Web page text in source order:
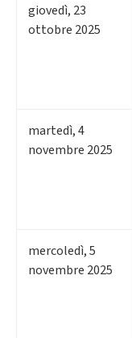
giovedì, 23
ottobre 2025
martedì,4
novembre 2025
mercoledì,5
novembre 2025